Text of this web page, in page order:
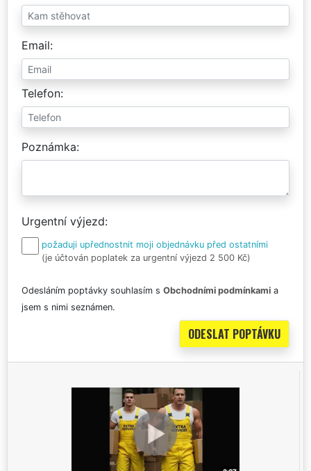
Email
Telefon
Poznámka
Urgentní výjezd
požaduji upřednostnit moji objednávku před ostatními
(je účtován poplatek za urgentní výjezd 2 500 Kč)
Odesláním poptávky souhlasím s Obchodními podmínkami a
jsem s nimi seznámen.